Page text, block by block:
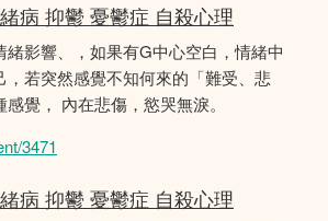
病 抑鬱 憂鬱症 自殺心理
緒影響、，如果有G中心空白，情緒中
，若突然感覺不知何來的「難受、悲
覺， 內在悲傷，慾哭無淚。
3471
病 抑鬱 憂鬱症 自殺心理